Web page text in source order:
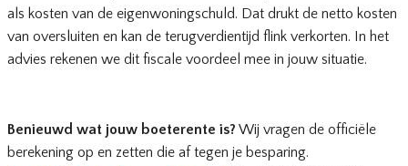
als kosten van de eigenwoningschuld. Dat drukt de netto kosten
van oversluiten en kan de terugverdientijd flink verkorten. In het
advies rekenen we dit fiscale voordeel mee in jouw situatie.
Benieuwd wat jouw boeterente is? Wij vragen de officiële
berekening op en zetten die af tegen je besparing.